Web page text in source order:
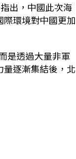
指出，中國此次海
環境對中國更加
是透過大量非軍
逐漸集結後，北